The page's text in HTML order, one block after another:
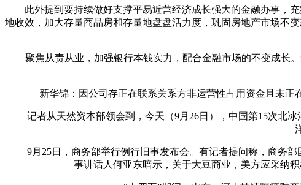
此外提到要持续做好支撑平易近营经济成长强大的金融办事，充
地收效，加大存量商品房和存量地盘盘活力度，巩固房地产市场不
聚焦从责从业，加强银行本钱实力，配合金融市场的不变成长。
新华锦：因公司存正在联系关系方非运营性占用资金且未正在
记者从天然资本部领会到，今天（9月26日），中国第15次北冰
9月25日，商务部举行例行旧事发布会。有记者提问称，商务部
事讲话人何亚东暗示，关于大豆商业，美方应采纳